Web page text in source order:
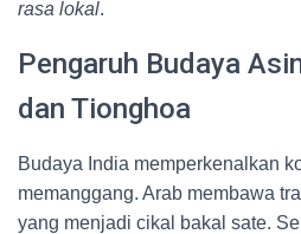
rasa lokal.
Pengaruh Budaya
dan Tionghoa
Budaya India memperkenalkan
memanggang. Arab membawa
yang menjadi cikal bakal sate.